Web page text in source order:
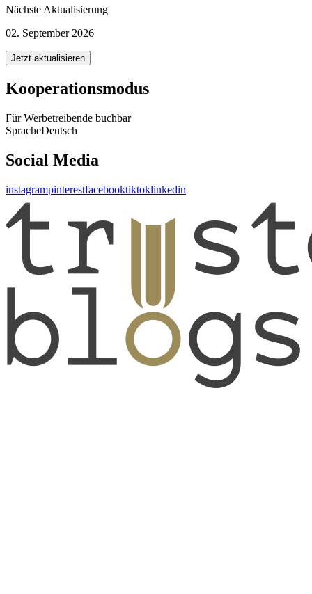
Nächste Aktualisierung
02. September 2026
Jetzt aktualisieren
Kooperationsmodus
Für Werbetreibende buchbar
SpracheDeutsch
Social Media
instagrampinterestfacebooktiktoklinkedin